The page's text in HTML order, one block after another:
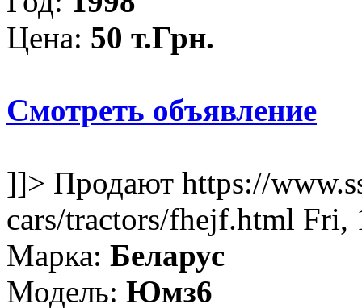
Цена: 50 т.Грн.
Смотреть объявление
]]> Продают https://
cars/tractors/fhejf.html Fri,
Марка: Беларус
Модель: Юмз6